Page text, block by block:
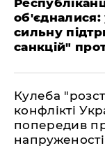
об'єдналися:
сильну
санкцій"
Кулеба
конфлікті
попередив
напруженості